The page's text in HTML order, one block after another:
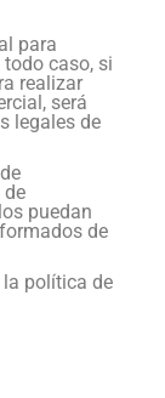
para
caso, si
realizar
será
legales de
de
puedan
de
política de